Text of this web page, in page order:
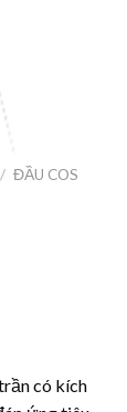
/ ĐẦU COS
có kích